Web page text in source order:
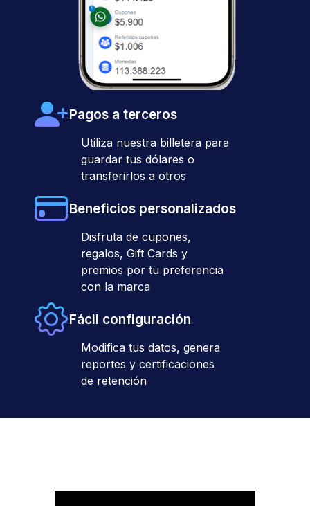
Pagos a terceros
Utiliza nuestra billetera para
guardar tus dólares o
transferirlos a otros
Beneficios personalizados
Disfruta de cupones,
regalos, Gift Cards y
premios por tu preferencia
con la marca
Fácil configuración
Modifica tus datos, genera
reportes y certificaciones
de retención